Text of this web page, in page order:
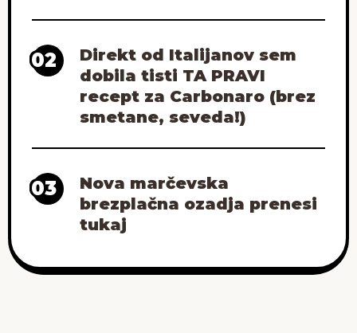
02
Direkt od Italijanov sem
dobila tisti TA PRAVI
recept za Carbonaro (brez
smetane, seveda!)
03
Nova marčevska
brezplačna ozadja prenesi
tukaj